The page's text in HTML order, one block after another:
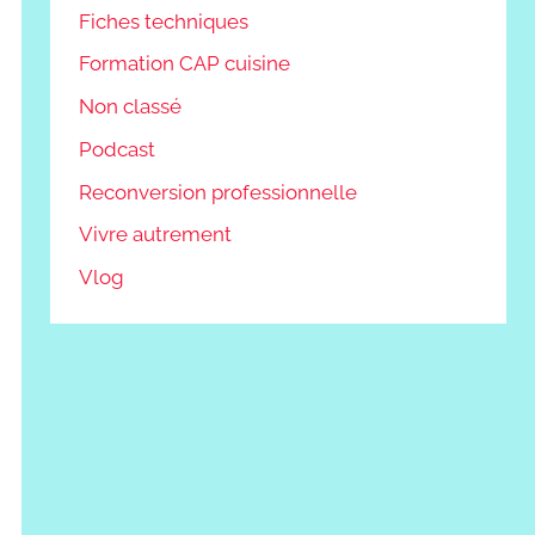
Fiches techniques
Formation CAP cuisine
Non classé
Podcast
Reconversion professionnelle
Vivre autrement
Vlog